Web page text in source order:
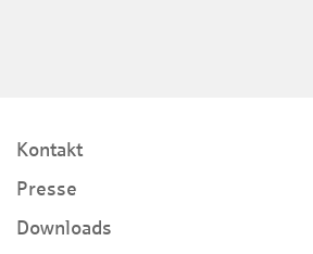
Kontakt
Presse
Downloads